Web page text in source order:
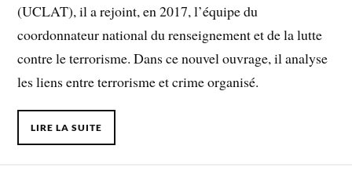
(UCLAT), il a rejoint, en 2017, l’équipe du
coordonnateur national du renseignement et de la lutte
contre le terrorisme. Dans ce nouvel ouvrage, il analyse
les liens entre terrorisme et crime organisé.
LIRE LA SUITE